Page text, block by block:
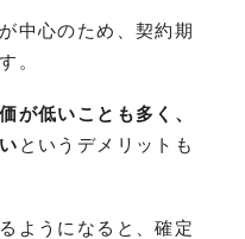
中心のため、契約期
。
が低いことも多く、
というデメリットも
ようになると、確定